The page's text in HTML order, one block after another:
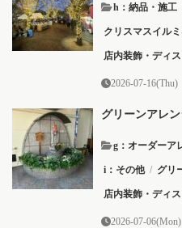
h：納品・施工
クリスマスイル
店内装飾・ディ
2026-07-16(Thu)
グリーンアレ
g：オーダーア
i：その他 / グリ
店内装飾・ディ
2026-07-06(Mon)